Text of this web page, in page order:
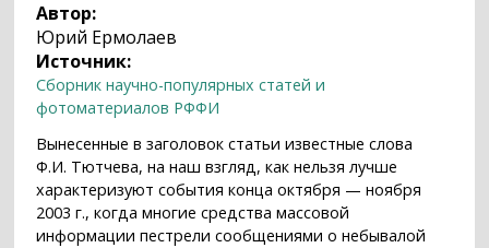
Автор:
Юрий Ермолаев
Источник:
Сборник научно-популярных статей и
фотоматериалов РФФИ
Вынесенные в заголовок статьи известные слова
Ф.И. Тютчева, на наш взгляд, как нельзя лучше
характеризуют события конца октября — ноября
2003 г., когда многие средства массовой
информации пестрели сообщениями о небывалой